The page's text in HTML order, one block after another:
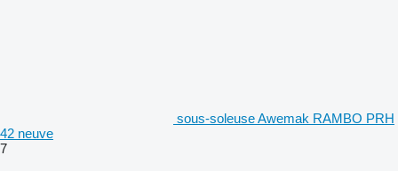
sous-soleuse Awemak RAMBO PRH
42 neuve
7